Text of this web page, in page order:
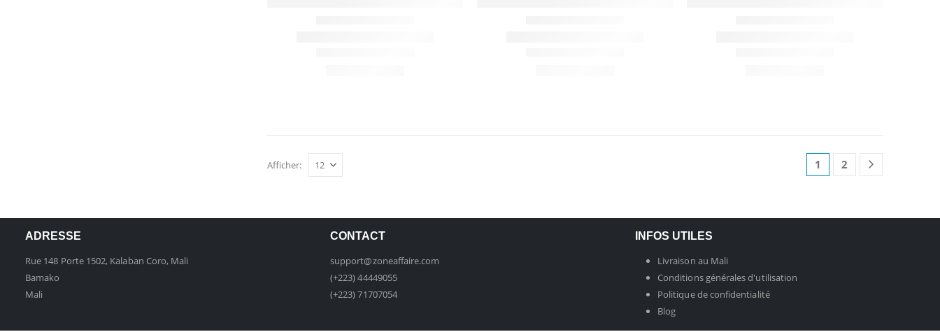
Afficher: 1 2
ADRESSE
Rue 148 Porte 1502, Kalaban Coro, Mali
Bamako
Mali
CONTACT
support@zoneaffaire.com
(+223) 44449055
(+223) 71707054
INFOS UTILES
Livraison au Mali
Conditions générales d'utilisation
Politique de confidentialité
Blog